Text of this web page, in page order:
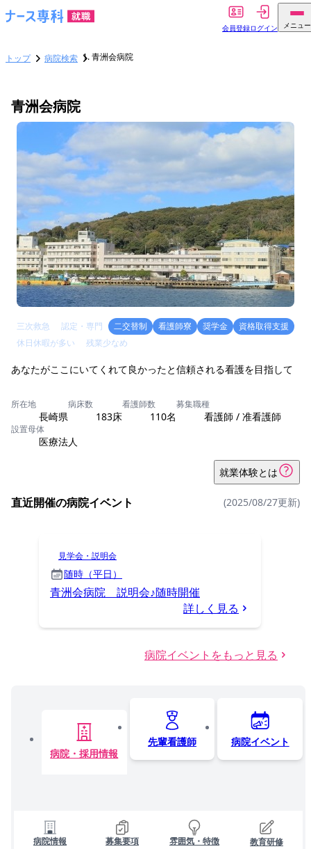
会員登録ログイン メニュー
トップ 病院検索 青洲会病院
青洲会病院
三次救急 認定・専門 二交替制 看護師寮 奨学金
資格取得支援
休日休暇が多い
残業少なめ
あなたがここにいてくれて良かったと信頼される看護を目指して
所在地
長崎県
病床数
183床
看護師数
110名
募集職種
看護師 / 准看護師
設置母体
医療法人
就業体験とは
直近開催の病院イベント (2025/08/27更新)
見学会・説明会
随時（平日）
青洲会病院 説明会♪随時開催
詳しく見る
病院イベントをもっと見る
病院・採用情報
先輩看護師 病院イベント
病院情報 募集要項 雰囲気・特徴 教育研修